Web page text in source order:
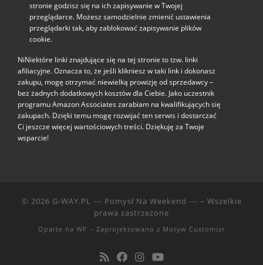
stronie godzisz się na ich zapisywanie w Twojej
przeglądarce. Możesz samodzielnie zmienić ustawienia
przeglądarki tak, aby zablokować zapisywanie plików
cookie.
NiNiektóre linki znajdujące się na tej stronie to tzw. linki
afiliacyjne. Oznacza to, że jeśli klikniesz w taki link i dokonasz
zakupu, mogę otrzymać niewielką prowizję od sprzedawcy –
bez żadnych dodatkowych kosztów dla Ciebie. Jako uczestnik
programu Amazon Associates zarabiam na kwalifikujących się
zakupach. Dzięki temu mogę rozwijać ten serwis i dostarczać
Ci jeszcze więcej wartościowych treści. Dziękuję za Twoje
wsparcie!
© 2026 G-WAY.PL --- Pomysł Na Weekend --- – Wszelkie
prawa zastrzeżone
Oparte na WP – Zaprojektowano z Motyw Customizr